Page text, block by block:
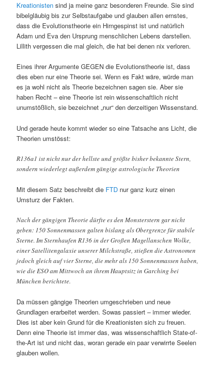
Kreationisten sind ja meine ganz besonderen Freunde. Sie sind
bibelgläubig bis zur Selbstaufgabe und glauben allen ernstes,
dass die Evolutionstheorie ein Hirngespinst ist und natürlich
Adam und Eva den Ursprung menschlichen Lebens darstellen.
Lillith vergessen die mal gleich, die hat bei denen nix verloren.
Eines ihrer Argumente GEGEN die Evolutionstheorie ist, dass
dies eben nur eine Theorie sei. Wenn es Fakt wäre, würde man
es ja wohl nicht als Theorie bezeichnen sagen sie. Aber sie
haben Recht – eine Theorie ist rein wissenschaftlich nicht
unumstößlich, sie bezeichnet „nur“ den derzeitigen Wissenstand.
Und gerade heute kommt wieder so eine Tatsache ans Licht, die
Theorien umstösst:
R136a1 ist nicht nur der hellste und größte bisher bekannte Stern,
sondern wiederlegt außerdem gängige astrologische Theorien
Mit diesem Satz beschreibt die FTD nur ganz kurz einen
Umsturz der Fakten.
Nach der gängigen Theorie dürfte es den Monsterstern gar nicht
geben: 150 Sonnenmassen galten bislang als Obergrenze für stabile
Sterne. Im Sternhaufen R136 in der Großen Magellanschen Wolke,
einer Satellitengalaxie unserer Milchstraße, stießen die Astronomen
jedoch gleich auf vier Sterne, die mehr als 150 Sonnenmassen haben,
wie die ESO am Mittwoch an ihrem Hauptsitz in Garching bei
München berichtete.
Da müssen gängige Theorien umgeschrieben und neue
Grundlagen erarbeitet werden. Sowas passiert – immer wieder.
Dies ist aber kein Grund für die Kreationisten sich zu freuen.
Denn eine Theorie ist immer das, was wissenschaftlich State-of-
the-Art ist und nicht das, woran gerade ein paar verwirrte Seelen
glauben wollen.